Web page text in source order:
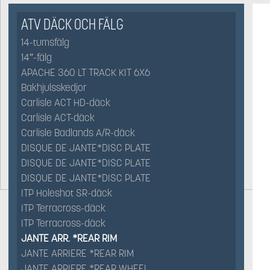
ATV DÄCK OCH FÄLG
14-tumsfälg
14″-fälg
APACHE 360 LT TRACK KIT 6X6
Bakhjulsskedjor
Carlisle ACT HD-däck
Carlisle ACT-däck
Carlisle Badlands A/R-däck
DISQUE DE JANTE*DISC PLATE
DISQUE DE JANTE*DISC PLATE
DISQUE DE JANTE*DISC PLATE
ITP Holeshot SR-däck
ITP Terracross-däck
ITP Terracross-däck
JANTE ARR. *REAR RIM
JANTE ARRIERE *REAR RIM